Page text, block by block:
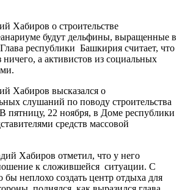
Хабиров о строительстве
будут дельфины, выращенные в
республики Башкирия считает, что
а активистов из социальных
Хабиров высказался о
слушаний по поводу строительства
пятницу, 22 ноября, в Доме республики
средств массовой
Хабиров отметил, что у него
к сложившейся ситуации. С
неплохо создать центр отдыха для